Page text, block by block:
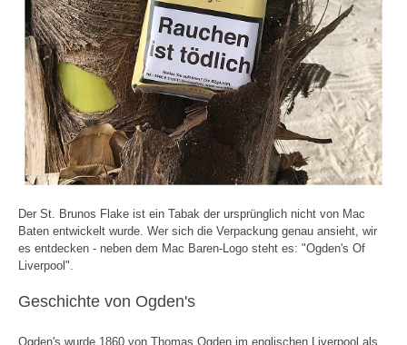
Der St. Brunos Flake ist ein Tabak der ursprünglich nicht von Mac
Baten entwickelt wurde. Wer sich die Verpackung genau ansieht, wir
es entdecken - neben dem Mac Baren-Logo steht es: "Ogden's Of
Liverpool".
Geschichte von Ogden's
Ogden's wurde 1860 von Thomas Ogden im englischen Liverpool als